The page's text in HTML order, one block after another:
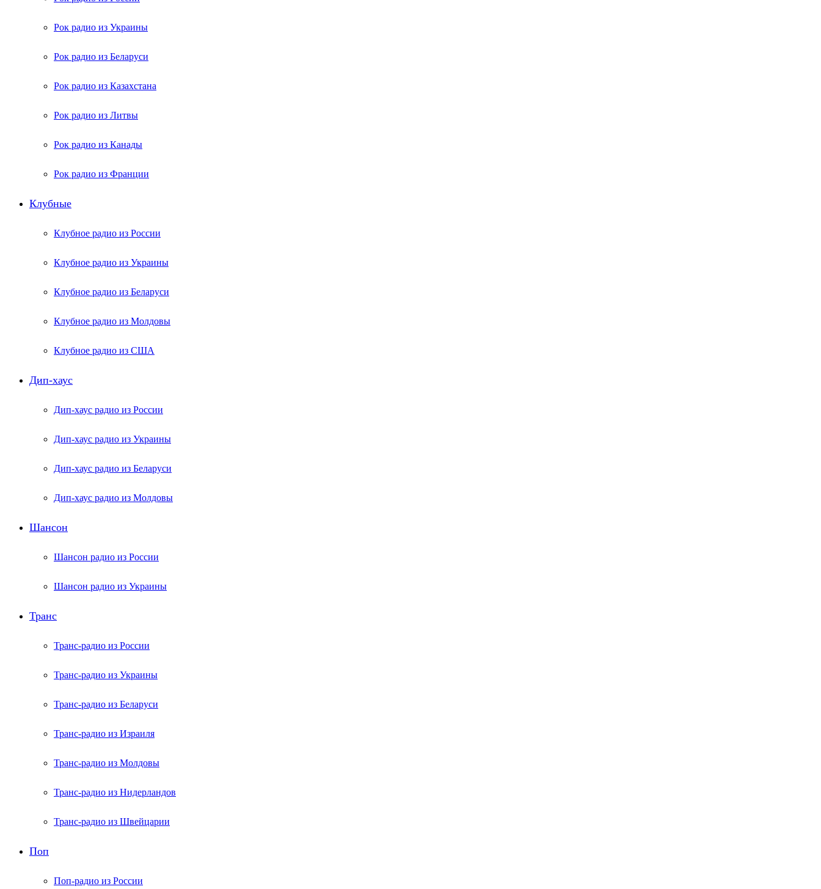
Рок радио из Украины
Рок радио из Беларуси
Рок радио из Казахстана
Рок радио из Литвы
Рок радио из Канады
Рок радио из Франции
Клубные
Клубное радио из России
Клубное радио из Украины
Клубное радио из Беларуси
Клубное радио из Молдовы
Клубное радио из США
Дип-хаус
Дип-хаус радио из России
Дип-хаус радио из Украины
Дип-хаус радио из Беларуси
Дип-хаус радио из Молдовы
Шансон
Шансон радио из России
Шансон радио из Украины
Транс
Транс-радио из России
Транс-радио из Украины
Транс-радио из Беларуси
Транс-радио из Израиля
Транс-радио из Молдовы
Транс-радио из Нидерландов
Транс-радио из Швейцарии
Поп
Поп-радио из России